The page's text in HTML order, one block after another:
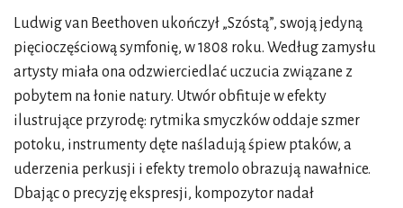
Ludwig van Beethoven ukończył „Szóstą”, swoją jedyną
pięcioczęściową symfonię, w 1808 roku. Według zamysłu
artysty miała ona odzwierciedlać uczucia związane z
pobytem na łonie natury. Utwór obfituje w efekty
ilustrujące przyrodę: rytmika smyczków oddaje szmer
potoku, instrumenty dęte naśladują śpiew ptaków, a
uderzenia perkusji i efekty tremolo obrazują nawałnice.
Dbając o precyzję ekspresji, kompozytor nadał